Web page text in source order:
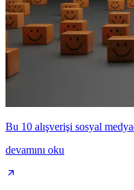
Bu 10 alışverişi sosyal
devamını oku